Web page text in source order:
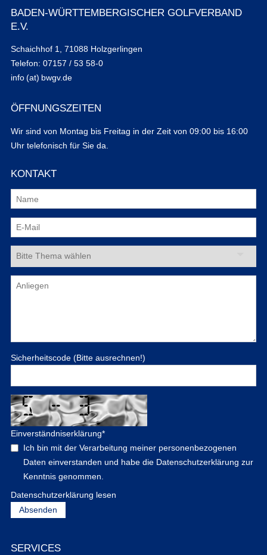
BADEN-WÜRTTEMBERGISCHER GOLFVERBAND
E.V.
Schaichhof 1, 71088 Holzgerlingen
Telefon: 07157 / 53 58-0
info (at) bwgv.de
ÖFFNUNGSZEITEN
Wir sind von Montag bis Freitag in der Zeit von 09:00 bis 16:00
Uhr telefonisch für Sie da.
KONTAKT
Sicherheitscode (Bitte ausrechnen!)
Einverständniserklärung*
Ich bin mit der Verarbeitung meiner personenbezogenen
Daten einverstanden und habe die Datenschutzerklärung zur
Kenntnis genommen.
Datenschutzerklärung lesen
SERVICES